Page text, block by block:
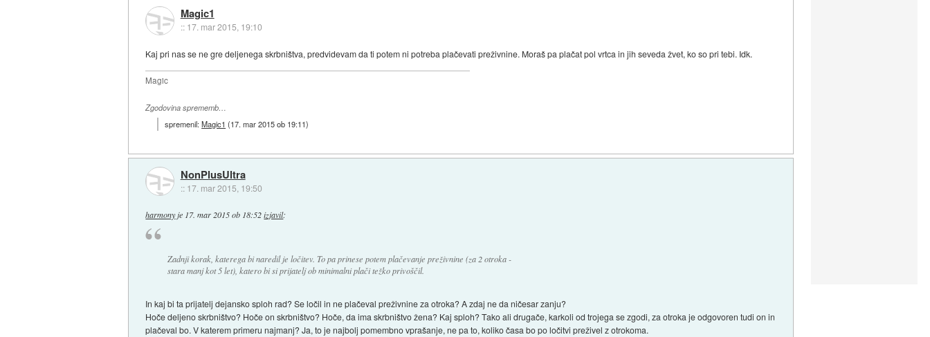
Magic1
:: 17. mar 2015, 19:10
Kaj pri nas se ne gre deljenega skrbništva, predvidevam da ti potem ni potreba plačevati preživnine. Moraš pa plačat pol vrtca in jih seveda žvet, ko so pri tebi. Idk.
Magic
Zgodovina sprememb…
spremenil:Magic1 (17. mar 2015 ob 19:11)
NonPlusUltra
:: 17. mar 2015, 19:50
harmonyje 17. mar 2015 ob 18:52 izjavil:
Zadnji korak, katerega bi naredil je ločitev. To pa prinese potem plačevanje preživnine (za 2 otroka -
stara manj kot 5 let), katero bi si prijatelj ob minimalni plači težko privoščil.
In kaj bi ta prijatelj dejansko sploh rad? Se ločil in ne plačeval preživnine za otroka? A zdaj ne da ničesar zanju?
Hoče deljeno skrbništvo? Hoče on skrbništvo? Hoče, da ima skrbništvo žena? Kaj sploh? Tako ali drugače, karkoli od trojega se zgodi, za otroka je odgovoren tudi on in
plačeval bo. V katerem primeru najmanj? Ja, to je najbolj pomembno vprašanje, ne pa to, koliko časa bo po ločitvi preživel z otrokoma.